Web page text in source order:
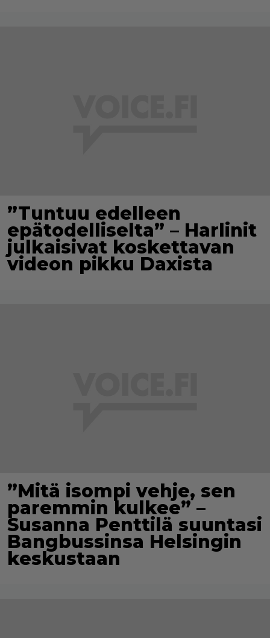
”Tuntuu edelleen
epätodelliselta” – Harlinit
julkaisivat koskettavan
videon pikku Daxista
”Mitä isompi vehje, sen
paremmin kulkee” –
Susanna Penttilä suuntasi
Bangbussinsa Helsingin
keskustaan